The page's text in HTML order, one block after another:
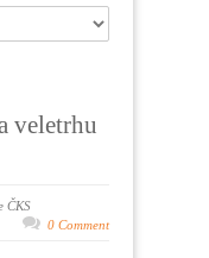
veletrhu
ČKS
0 Comment